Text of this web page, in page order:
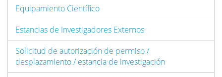
Equipamiento Científico
Estancias de Investigadores Externos
Solicitud de autorización de permiso /
desplazamiento / estancia de investigación